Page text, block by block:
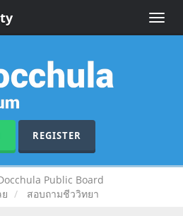
Toggle
REGISTER
Public Board
สอบถามชีววิทยา